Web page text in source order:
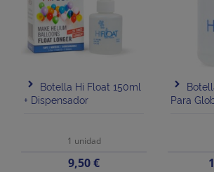
Botella Hi Float 150ml
+ Dispensador
1 unidad
Precio
9,50 €
Para